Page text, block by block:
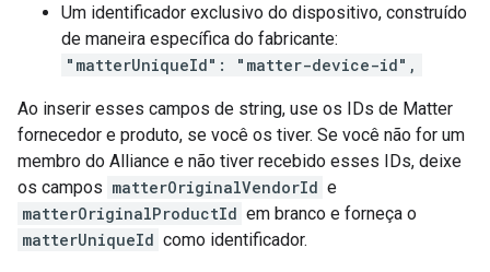
Um identificador exclusivo do dispositivo, construído
de maneira específica do fabricante:
"matterUniqueId": "matter-device-id",
Ao inserir esses campos de string, use os IDs de Matter
fornecedor e produto, se você os tiver. Se você não for um
membro do Alliance e não tiver recebido esses IDs, deixe
os campos matterOriginalVendorId e
matterOriginalProductId em branco e forneça o
matterUniqueId como identificador.